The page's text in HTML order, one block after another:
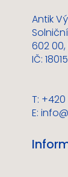
Antik
Solniční
602 00,
IČ:
T: +420
E: